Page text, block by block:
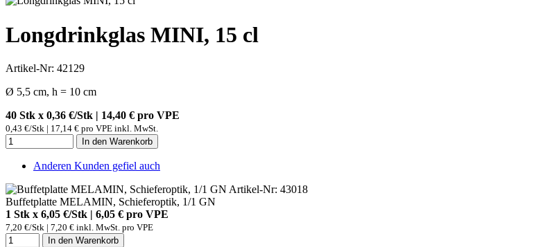
Longdrinkglas MINI, 15 cl
Artikel-Nr: 42129
Ø 5,5 cm, h = 10 cm
40 Stk x 0,36 €/Stk | 14,40 € pro VPE
0,43 €/Stk | 17,14 € pro VPE inkl. MwSt.
In den Warenkorb
Anderen Kunden gefiel auch
Artikel-Nr: 43018
Buffetplatte MELAMIN, Schieferoptik, 1/1 GN
1 Stk x 6,05 €/Stk | 6,05 € pro VPE
7,20 €/Stk | 7,20 € inkl. MwSt. pro VPE
In den Warenkorb